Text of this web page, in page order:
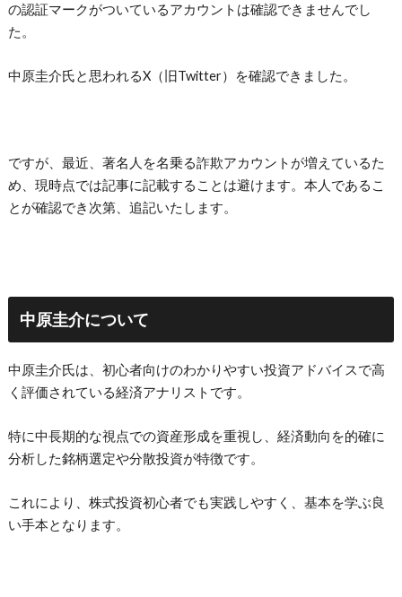
の認証マークがついているアカウントは確認できませんでし
た。
中原圭介氏と思われるX（旧Twitter）を確認できました。
ですが、最近、著名人を名乗る詐欺アカウントが増えているた
め、現時点では記事に記載することは避けます。本人であるこ
とが確認でき次第、追記いたします。
中原圭介について
中原圭介氏は、初心者向けのわかりやすい投資アドバイスで高
く評価されている経済アナリストです。
特に中長期的な視点での資産形成を重視し、経済動向を的確に
分析した銘柄選定や分散投資が特徴です。
これにより、株式投資初心者でも実践しやすく、基本を学ぶ良
い手本となります。